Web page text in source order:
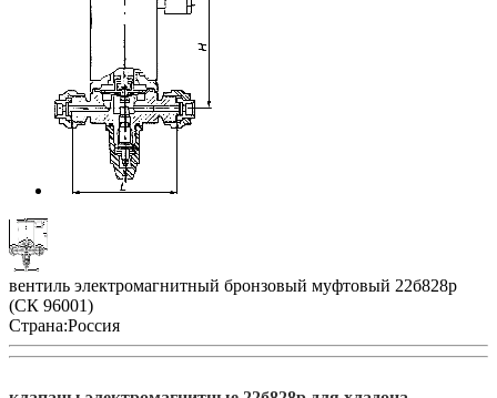
вентиль электромагнитный бронзовый муфтовый 22б828р
(СК 96001)
Страна:Россия